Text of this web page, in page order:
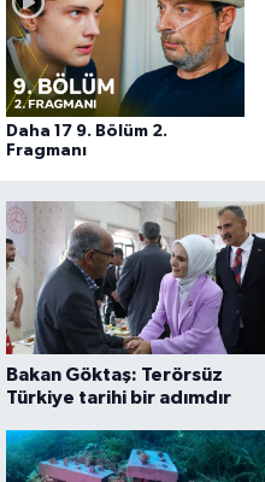
Daha 17 9. Bölüm 2.
Fragmanı
Bakan Göktaş: Terörsüz
Türkiye tarihi bir adımdır